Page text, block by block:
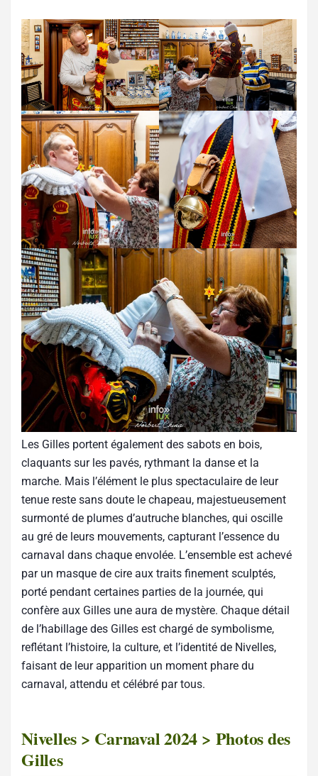
Les Gilles portent également des sabots en bois,
claquants sur les pavés, rythmant la danse et la
marche. Mais l’élément le plus spectaculaire de leur
tenue reste sans doute le chapeau, majestueusement
surmonté de plumes d’autruche blanches, qui oscille
au gré de leurs mouvements, capturant l’essence du
carnaval dans chaque envolée. L’ensemble est achevé
par un masque de cire aux traits finement sculptés,
porté pendant certaines parties de la journée, qui
confère aux Gilles une aura de mystère. Chaque détail
de l’habillage des Gilles est chargé de symbolisme,
reflétant l’histoire, la culture, et l’identité de Nivelles,
faisant de leur apparition un moment phare du
carnaval, attendu et célébré par tous.
Nivelles > Carnaval 2024 > Photos des
Gilles